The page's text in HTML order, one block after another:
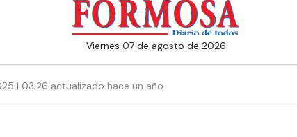
viernes 07 de agosto de 2026
| 03:26 actualizado hace un año